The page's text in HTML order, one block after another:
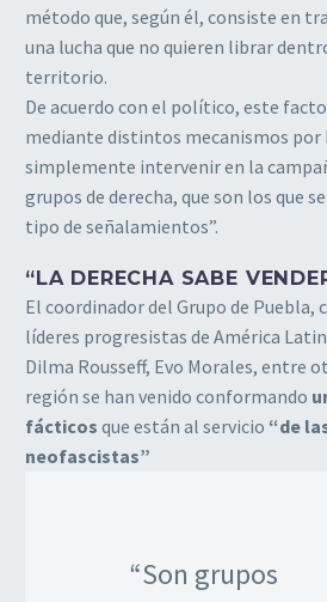
método que, según él, consiste en
una lucha que no quieren librar
territorio.
De acuerdo con el político, este
mediante distintos mecanismos por
simplemente intervenir en la
grupos de derecha, que son los que
tipo de señalamientos”.
“LA DERECHA SABE
El coordinador del Grupo de Puebla,
líderes progresistas de América
Dilma Rousseff, Evo Morales, entre
región se han venido conformando
fácticos que están al servicio “de
neofascistas”
“Son grupos